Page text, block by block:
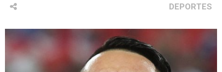
DEPORTES